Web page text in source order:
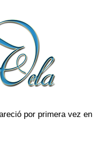
por primera vez en